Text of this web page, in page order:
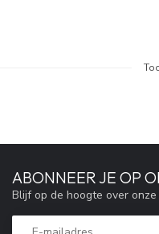
ABONNEER JE OP
Blijf op de hoogte over